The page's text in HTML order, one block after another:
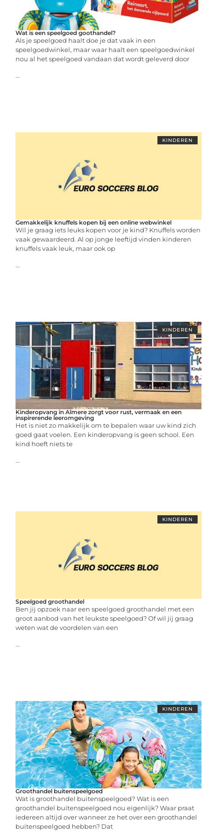
Wat is een speelgoed goothandel?
Als je speelgoed haalt doe je dat vaak in een
speelgoedwinkel, maar waar haalt een speelgoedwinkel
nou al het speelgoed vandaan dat wordt geleverd door
...
KINDEREN
Gemakkelijk knuffels kopen bij een online webwinkel
Wil je graag iets leuks kopen voor je kind? Knuffels worden
vaak gewaardeerd. Al op jonge leeftijd vinden kinderen
knuffels vaak leuk, maar ook op
...
KINDEREN
Kinderopvang in Almere zorgt voor rust, vermaak en een
inspirerende leeromgeving
Het is niet zo makkelijk om te bepalen waar uw kind zich
goed gaat voelen. Een kinderopvang is geen school. Een
kind hoeft niets te
...
KINDEREN
Speelgoed groothandel
Ben jij opzoek naar een speelgoed groothandel met een
groot aanbod van het leukste speelgoed? Of wil jij graag
weten wat de voordelen van een
...
KINDEREN
Groothandel buitenspeelgoed
Wat is groothandel buitenspeelgoed? Wat is een
groothandel buitenspeelgoed nou eigenlijk? Waar praat
iedereen altijd over wanneer ze het over een groothandel
buitenspeelgoed hebben? Dat